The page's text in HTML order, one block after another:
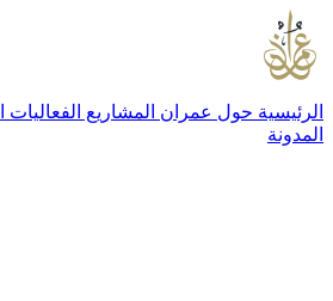
الرئيسية حول عمران المشاريع الفعاليات
المدونة